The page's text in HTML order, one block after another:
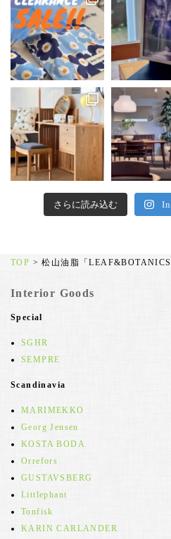
さらに読み込む
TOP >松山油脂「
Interior Goods
Special
SGHR
SEMPRE
Scandinavia
MARIMEKKO
Georg Jensen
KOSTA BODA
Orrefors
GUSTAVSBERG
Littlephant
Tonfisk
KARIN CARLANDER